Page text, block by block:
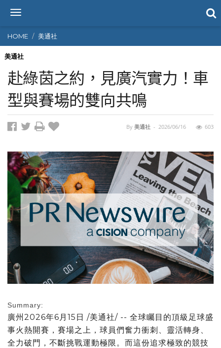
T
g
g
l
n
a
v
i
g
o
n
HOME 美通社
美通社
赴綠茵之約，見廣汽實力！車
型與賽場的雙向共鳴
By 美通社 - 2026/06/16 603
Summary:
廣州 2026年6月15日 /美通社/ -- 全球矚目的頂級足球盛
事火熱開賽，賽場之上，球員們奮力衝刺、靈活轉身、
全力破門，不斷挑戰運動極限。而這份追求極致的競技